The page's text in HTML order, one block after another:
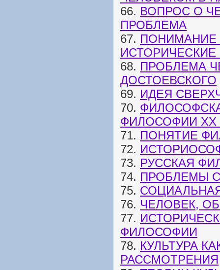
66. ВОПРОС О
ПРОБЛЕМА
67. ПОНИМАНИЕ
68. ПРОБЛЕМА
ДОСТОЕВСКОГО
69. ИДЕЯ
70.
ФИЛОСОФИИ XX
71. ПОНЯТИЕ
72.
73. РУССКАЯ
74. ПРОБЛЕМЫ
75.
76. ЧЕЛОВЕК,
77.
ФИЛОСОФИИ
78. КУЛЬТУРА
РАССМОТРЕНИЯ